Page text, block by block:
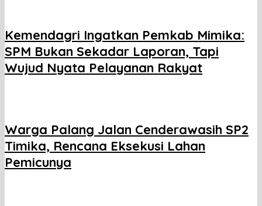
Kemendagri Ingatkan Pemkab Mimika:
SPM Bukan Sekadar Laporan, Tapi
Wujud Nyata Pelayanan Rakyat
Warga Palang Jalan Cenderawasih SP2
Timika, Rencana Eksekusi Lahan
Pemicunya